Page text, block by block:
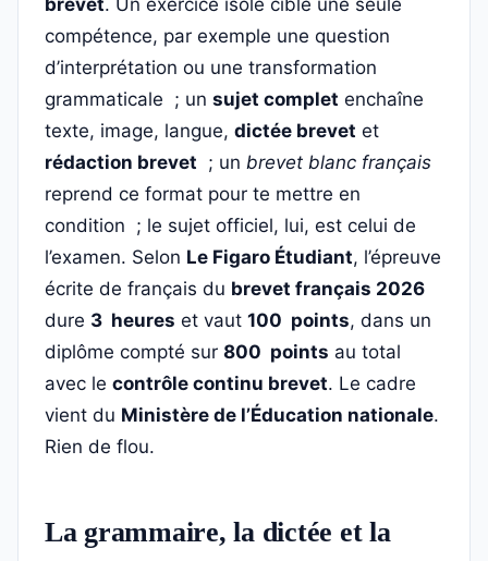
brevet. Un exercice isolé cible une seule
compétence, par exemple une question
d’interprétation ou une transformation
grammaticale ; un sujet complet enchaîne
texte, image, langue, dictée brevet et
rédaction brevet ; un brevet blanc français
reprend ce format pour te mettre en
condition ; le sujet officiel, lui, est celui de
l’examen. Selon Le Figaro Étudiant, l’épreuve
écrite de français du brevet français 2026
dure 3 heures et vaut 100 points, dans un
diplôme compté sur 800 points au total
avec le contrôle continu brevet. Le cadre
vient du Ministère de l’Éducation nationale.
Rien de flou.
La grammaire, la dictée et la